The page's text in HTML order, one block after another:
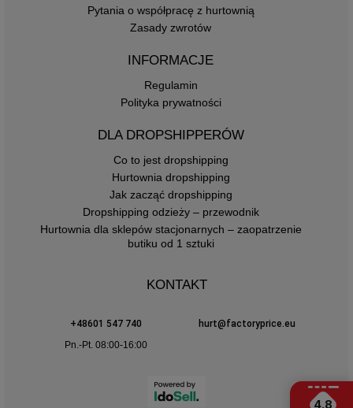
Pytania o współpracę z hurtownią
Zasady zwrotów
INFORMACJE
Regulamin
Polityka prywatności
DLA DROPSHIPPERÓW
Co to jest dropshipping
Hurtownia dropshipping
Jak zacząć dropshipping
Dropshipping odzieży – przewodnik
Hurtownia dla sklepów stacjonarnych – zaopatrzenie
butiku od 1 sztuki
KONTAKT
+48601 547 740
hurt@factoryprice.eu
Pn.-Pt. 08:00-16:00
4.8